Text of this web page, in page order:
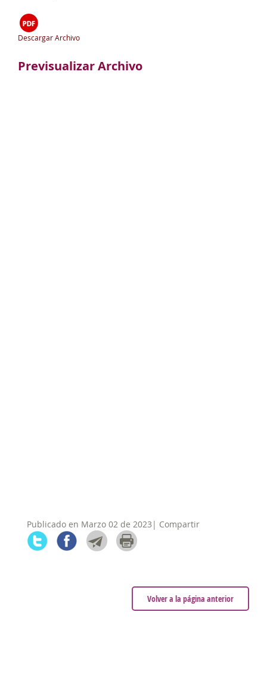
Descargar Archivo
Previsualizar Archivo
Publicado en Marzo 02 de 2023| Compartir
Volver a la página anterior